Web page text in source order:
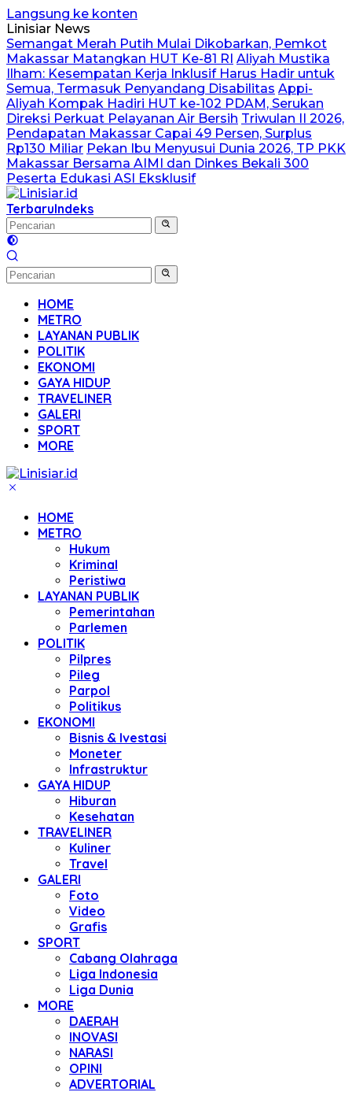
Langsung ke konten
Linisiar News
Semangat Merah Putih Mulai Dikobarkan, Pemkot
Makassar Matangkan HUT Ke-81 RI Aliyah Mustika
Ilham: Kesempatan Kerja Inklusif Harus Hadir untuk
Semua, Termasuk Penyandang Disabilitas Appi-
Aliyah Kompak Hadiri HUT ke-102 PDAM, Serukan
Direksi Perkuat Pelayanan Air Bersih Triwulan II 2026,
Pendapatan Makassar Capai 49 Persen, Surplus
Rp130 Miliar Pekan Ibu Menyusui Dunia 2026, TP PKK
Makassar Bersama AIMI dan Dinkes Bekali 300
Peserta Edukasi ASI Eksklusif
TerbaruIndeks
HOME
METRO
LAYANAN PUBLIK
POLITIK
EKONOMI
GAYA HIDUP
TRAVELINER
GALERI
SPORT
MORE
HOME
METRO
Hukum
Kriminal
Peristiwa
LAYANAN PUBLIK
Pemerintahan
Parlemen
POLITIK
Pilpres
Pileg
Parpol
Politikus
EKONOMI
Bisnis & Ivestasi
Moneter
Infrastruktur
GAYA HIDUP
Hiburan
Kesehatan
TRAVELINER
Kuliner
Travel
GALERI
Foto
Video
Grafis
SPORT
Cabang Olahraga
Liga Indonesia
Liga Dunia
MORE
DAERAH
INOVASI
NARASI
OPINI
ADVERTORIAL